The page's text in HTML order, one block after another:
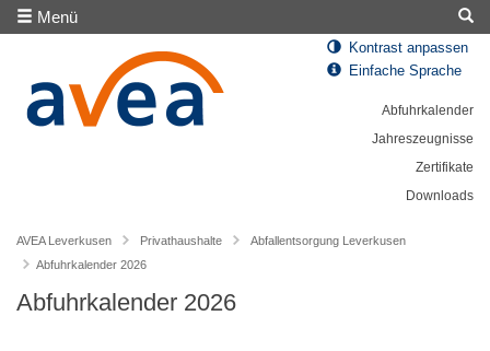
Menü
Kontrast anpassen
Einfache Sprache
Abfuhrkalender
Jahreszeugnisse
Zertifikate
Downloads
AVEA Leverkusen Privathaushalte
Abfallentsorgung Leverkusen
Abfuhrkalender 2026
Abfuhrkalender 2026